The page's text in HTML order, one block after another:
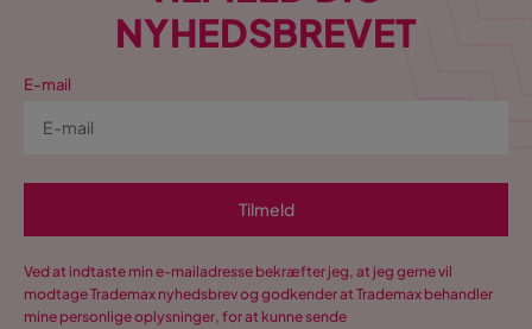
NYHEDSBREVET
E-mail
Tilmeld
Ved at indtaste min e-mailadresse bekræfter jeg, at jeg gerne vil
modtage Trademax nyhedsbrev og godkender at Trademax behandler
mine personlige oplysninger, for at kunne sende